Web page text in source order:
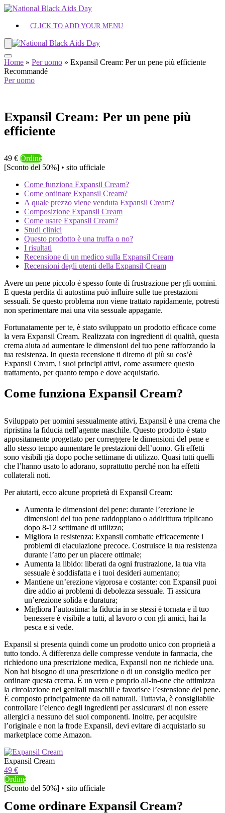
CLICK TO ADD YOUR MENU
Home » Per uomo » Expansil Cream: Per un pene più efficiente
Recommandé
Per uomo
Expansil Cream: Per un pene più
efficiente
49 € Ordine
[Sconto del 50%] • sito ufficiale
Come funziona Expansil Cream?
Come ordinare Expansil Cream?
A quale prezzo viene venduta Expansil Cream?
Composizione Expansil Cream
Come usare Expansil Cream?
Studi clinici
Questo prodotto è una truffa o no?
I risultati
Recensione di un medico sulla Expansil Cream
Recensioni degli utenti della Expansil Cream
Avere un pene piccolo è spesso fonte di frustrazione per gli uomini.
E questa perdita di autostima può influire sulle tue prestazioni
sessuali. Se questo problema non viene trattato rapidamente, potresti
non sperimentare mai una vita sessuale appagante.
Fortunatamente per te, è stato sviluppato un prodotto efficace come
la vera Expansil Cream. Realizzata con ingredienti di qualità, questa
crema aiuta ad aumentare le dimensioni del tuo pene rafforzando la
tua resistenza. In questa recensione ti diremo di più su cos’è
Expansil Cream, i suoi principi attivi, come assumere questo
trattamento, per quanto tempo e dove acquistarlo.
Come funziona Expansil Cream?
Sviluppato per uomini sessualmente attivi, Expansil è una crema che
ripristina la fiducia nell’agente maschile. Questo prodotto è stato
appositamente progettato per correggere le dimensioni del pene e
allo stesso tempo aumentare le prestazioni dell’uomo. Gli effetti
sono visibili già dopo poche settimane di utilizzo. Quasi tutti quelli
che l’hanno usato lo adorano, soprattutto perché non ha effetti
collaterali noti.
Per aiutarti, ecco alcune proprietà di Expansil Cream:
Aumenta le dimensioni del pene: durante l’erezione le
dimensioni del tuo pene raddoppiano o addirittura triplicano
dopo 8-12 settimane di utilizzo;
Migliora la resistenza: Expansil combatte efficacemente i
problemi di eiaculazione precoce. Costruisce la tua resistenza
durante l’atto per un piacere ottimale;
Aumenta la libido: liberati da ogni frustrazione, la tua vita
sessuale è soddisfatta e i tuoi desideri aumentano;
Mantiene un’erezione vigorosa e costante: con Expansil puoi
dire addio ai problemi di debolezza sessuale. Ti assicura
un’erezione solida e duratura;
Migliora l’autostima: la fiducia in se stessi è tornata e il tuo
benessere è visibile a tutti, al lavoro o con gli amici, hai la
pesca e si vede.
Expansil si presenta quindi come un prodotto unico con proprietà a
tutto tondo. A differenza delle compresse vendute in farmacia, che
richiedono una prescrizione medica, Expansil non ne richiede una.
Non hai bisogno di una prescrizione o di un consiglio medico per
ordinare questa crema. È un vero e proprio all-in-one che ottimizza
la circolazione nei genitali maschili e favorisce l’estensione del pene.
È composto principalmente da oli naturali. Tuttavia, è consigliabile
controllare l’elenco degli ingredienti per assicurarsi di non essere
allergici a nessuno dei suoi componenti. Inoltre, per acquisire
l’originale e non la frode Expansil, devi evitare di acquistarlo su
marketplace come Amazon.
Expansil Cream
49 €
Ordine
[Sconto del 50%] • sito ufficiale
Come ordinare Expansil Cream?